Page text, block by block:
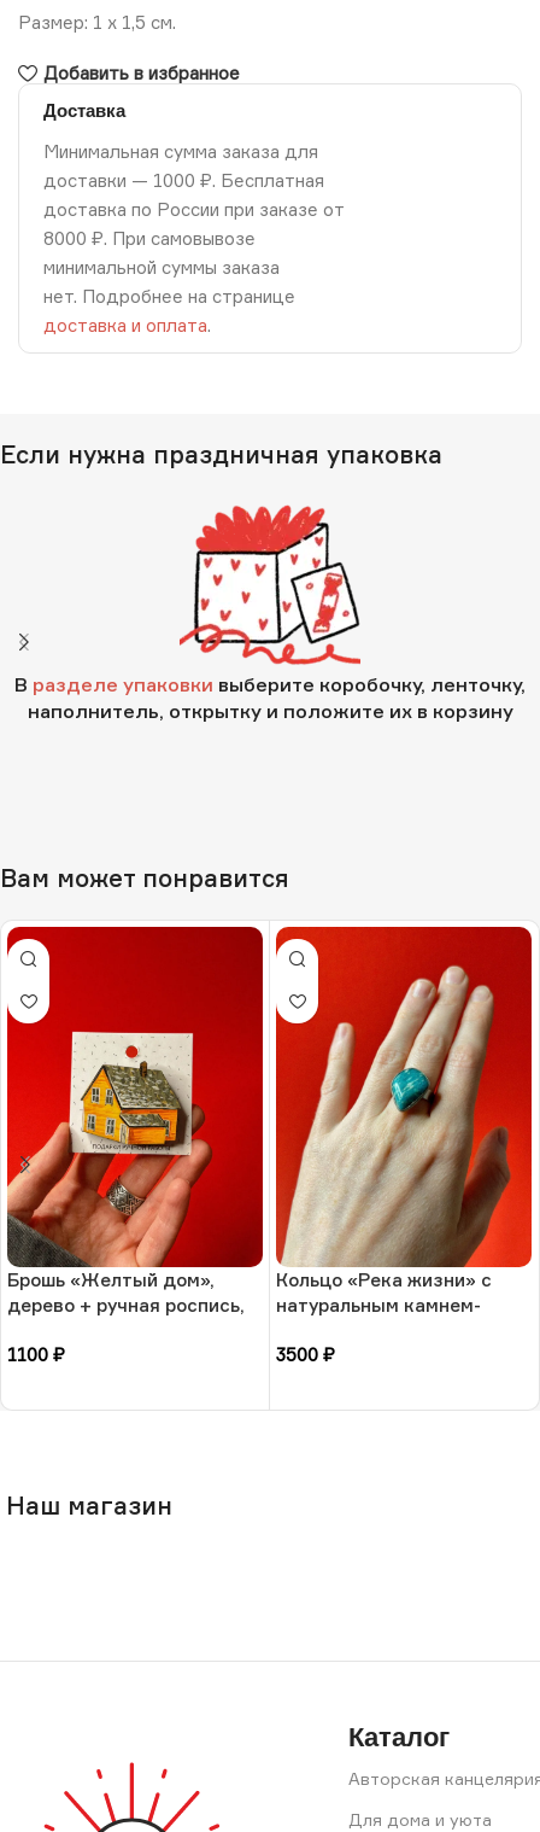
Размер: 1 х 1,5 см.
Добавить в избранное
Доставка
Минимальная сумма заказа для
доставки — 1000 ₽. Бесплатная
доставка по России при заказе от
8000 ₽. При самовывозе
минимальной суммы заказа
нет. Подробнее на странице
доставка и оплата.
Если нужна праздничная упаковка
В разделе упаковки выберите коробочку, ленточку,
наполнитель, открытку и положите их в корзину
Вам может понравится
Брошь «Желтый дом»,
дерево + ручная роспись,
1100 ₽
Кольцо «Река жизни» с
натуральным камнем-
3500 ₽
Наш магазин
Каталог
Авторская
Для дома и уюта